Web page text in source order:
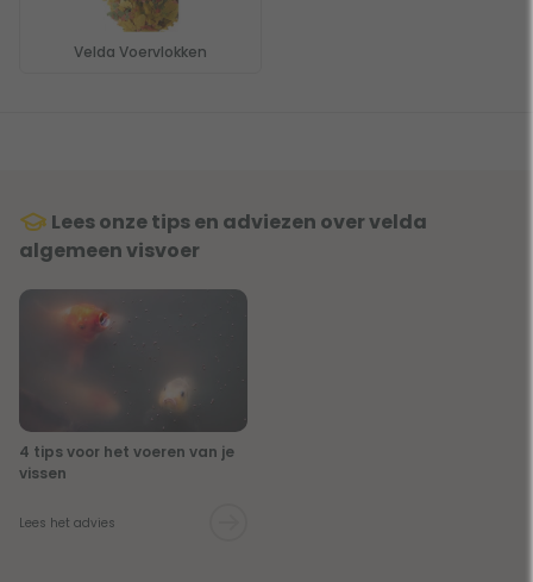
Velda Voervlokken
Lees onze tips en adviezen over velda
algemeen visvoer
4 tips voor het voeren van je
vissen
Lees het advies